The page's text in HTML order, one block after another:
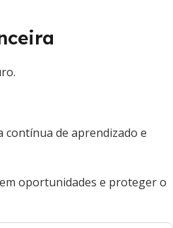
contínua de aprendizado e
oportunidades e proteger o